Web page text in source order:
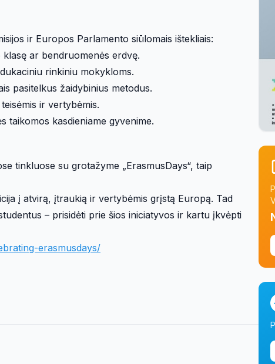
ir Europos Parlamento siūlomais ištekliais:
ar bendruomenės erdvę.
rinkiniu mokykloms.
pasitelkus žaidybinius metodus.
ir vertybėmis.
taikomos kasdieniame gyvenime.
tinkluose su grotažyme „ErasmusDays“, taip
į atvirą, įtraukią ir vertybėmis grįstą Europą. Tad
– prisidėti prie šios iniciatyvos ir kartu įkvėpti
erasmusdays/